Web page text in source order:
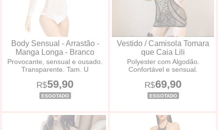
Body Sensual - Arrastão -
Manga Longa - Branco
Provocante, sensual e ousado.
Transparente. Tam. U
R$59,90
ESGOTADO
Vestido / Camisola Tomara
que Caia Lili
Polyester com Algodão.
Confortável e sensual.
R$69,90
ESGOTADO